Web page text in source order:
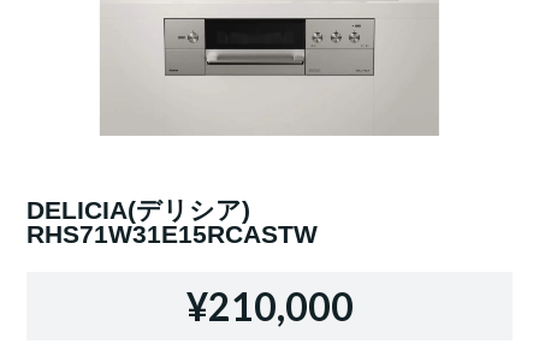
DELICIA(デリシア)
RHS71W31E15RCASTW
¥210,000